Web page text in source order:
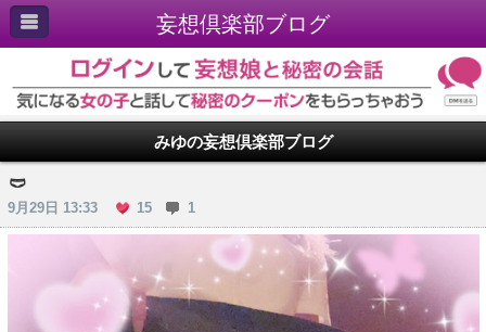
妄想倶楽部ブログ
みゆの妄想倶楽部ブログ
🩲
9月29日 13:33 15 1